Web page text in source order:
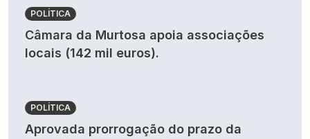
POLÍTICA
Câmara da Murtosa apoia associações
locais (142 mil euros).
POLÍTICA
Aprovada prorrogação do prazo da